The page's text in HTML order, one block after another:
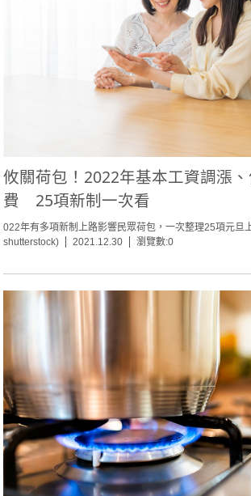
攸關荷包！2022年基本工資調漲
費 25項新制一次看
022年有多項新制上路影響民眾荷包，一次整理25項元旦
shutterstock)
2021.12.30 瀏覽數:0